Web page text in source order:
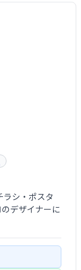
シ・ポスタ
デザイナーに